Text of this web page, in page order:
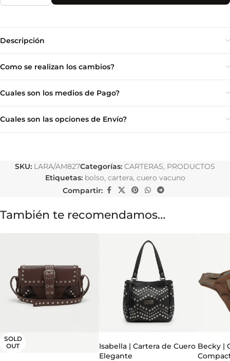
Descripción
Como se realizan los cambios?
Cuales son los medios de Pago?
Cuales son las opciones de Envío?
SKU: LARA/AM827Categorías: CARTERAS, PRODUCTOS
Etiquetas: bolso, cartera, cuero vacuno
Compartir:
También te recomendamos…
SOLD
OUT
Isabella | Cartera de Cuero
Elegante
Becky |